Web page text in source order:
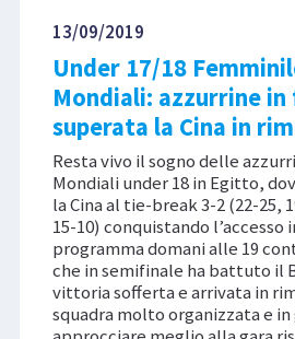
13/09/2019
Under 17/18
Mondiali: azzurrine in
superata la Cina in
Resta vivo il sogno delle
Mondiali under 18 in Egitto,
la Cina al tie-break 3-2 (22-25,
15-10) conquistando l’accesso
programma domani alle 19
che in semifinale ha battuto il
vittoria sofferta e arrivata in
squadra molto organizzata e in